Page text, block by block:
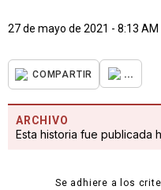
27 de mayo de 2021 - 8:13 AM
COMPARTIR ...
ARCHIVO
Esta historia fue publicada
Se adhiere a los